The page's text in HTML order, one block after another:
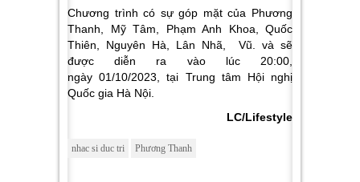
Chương trình có sự góp mặt của Phương
Thanh, Mỹ Tâm, Phạm Anh Khoa, Quốc
Thiên, Nguyên Hà, Lân Nhã, Vũ. và sẽ
được diễn ra vào lúc 20:00,
ngày 01/10/2023, tại Trung tâm Hội nghị
Quốc gia Hà Nội.
LC/Lifestyle
nhac si duc tri Phương Thanh